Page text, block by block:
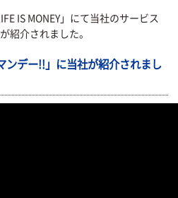
IS MONEY」にて当社のサービス
紹介されました。
ンデー!!」に当社が紹介されまし